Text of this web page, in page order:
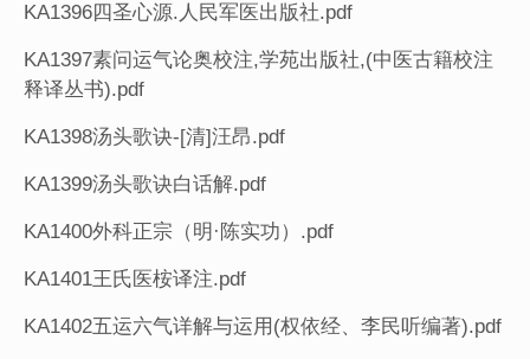
KA1396四圣心源.人民军医出版社.pdf
KA1397素问运气论奥校注,学苑出版社,(中医古籍校注
释译丛书).pdf
KA1398汤头歌诀-[清]汪昂.pdf
KA1399汤头歌诀白话解.pdf
KA1400外科正宗（明·陈实功）.pdf
KA1401王氏医桉译注.pdf
KA1402五运六气详解与运用(权依经、李民听编著).pdf